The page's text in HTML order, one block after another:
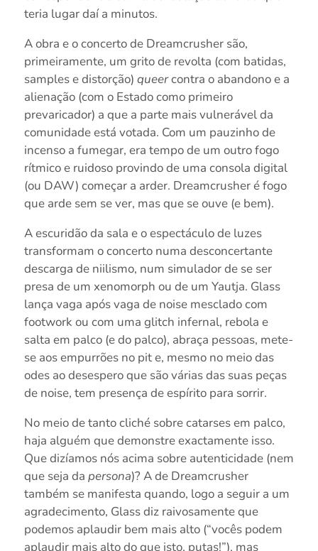
teria lugar daí a minutos.
A obra e o concerto de Dreamcrusher são,
primeiramente, um grito de revolta (com batidas,
samples e distorção) queercontra o abandono e a
alienação (com o Estado como primeiro
prevaricador) a que a parte mais vulnerável da
comunidade está votada. Com um pauzinho de
incenso a fumegar, era tempo de um outro fogo
rítmico e ruidoso provindo de uma consola digital
(ou DAW) começar a arder. Dreamcrusher é fogo
que arde sem se ver, mas que se ouve (e bem).
A escuridão da sala e o espectáculo de luzes
transformam o concerto numa desconcertante
descarga de niilismo, num simulador de se ser
presa de um xenomorph ou de um Yautja. Glass
lança vaga após vaga de noise mesclado com
footwork ou com uma glitch infernal, rebola e
salta em palco (e do palco), abraça pessoas, mete-
se aos empurrões no pit e, mesmo no meio das
odes ao desespero que são várias das suas peças
de noise, tem presença de espírito para sorrir.
No meio de tanto cliché sobre catarses em palco,
haja alguém que demonstre exactamente isso.
Que dizíamos nós acima sobre autenticidade (nem
que seja da persona)? A de Dreamcrusher
também se manifesta quando, logo a seguir a um
agradecimento, Glass diz raivosamente que
podemos aplaudir bem mais alto (“vocês podem
aplaudir mais alto do que isto, putas!”), mas